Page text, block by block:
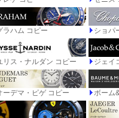
ラハム コピー ショパ
リス・ナルダン コピー ジェイ
ーデマ・ピゲ コピー ボーム